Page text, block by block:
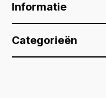
Informatie
Categorieën